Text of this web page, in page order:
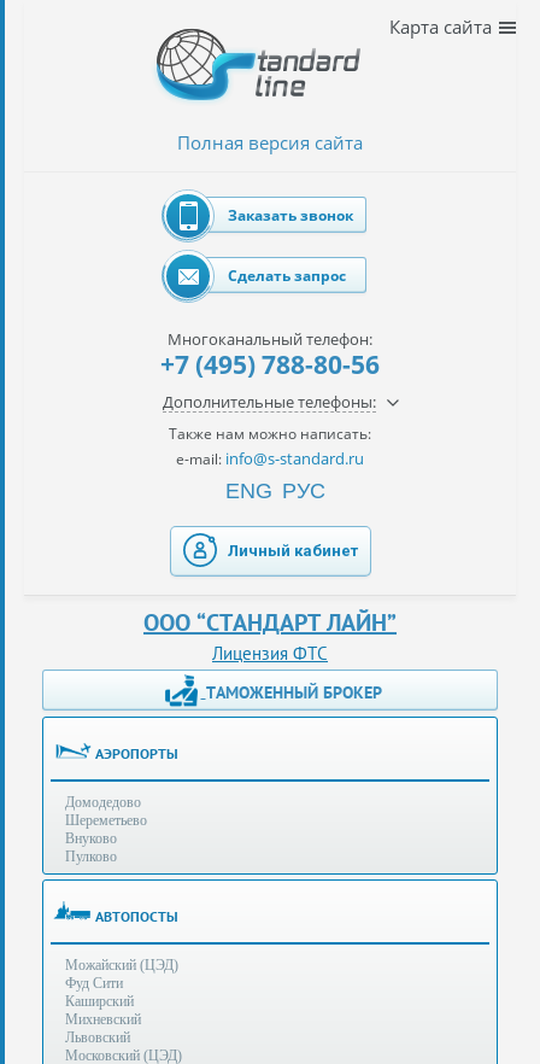
автомобилей
Получение
ЭЦП
за
сутки
услуги
Опыт
оформления
рекомендует
Таможенные
Полная версия сайта
Карта сайта
Заказать звонок
Сделать запрос
Многоканальный телефон:
+7 (495) 788-80-56
Дополнительные телефоны:
Также нам можно написать:
e-mail: info@s-standard.ru
ENG РУС
Личный кабинет
ООО “СТАНДАРТ ЛАЙН”
Лицензия ФТС
ТАМОЖЕННЫЙ БРОКЕР
АЭРОПОРТЫ
Домодедово
Шереметьево
Внуково
Пулково
АВТОПОСТЫ
Можайский (ЦЭД)
Фуд Сити
Каширский
Михневский
Львовский
Московский (ЦЭД)